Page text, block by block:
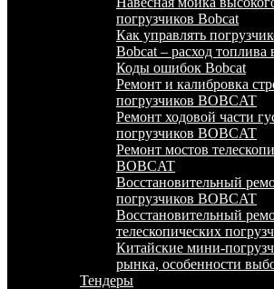
погрузчиков Bobcat
Как управлять
Bobcat – расход топлива
Коды ошибок Bobcat
Ремонт и калибровка
погрузчиков BOBCAT
Ремонт ходовой части
погрузчиков BOBCAT
Ремонт мостов
BOBCAT
Восстановительный
погрузчиков BOBCAT
Восстановительный
телескопических
Китайские мини-
рынка, особенности
Тендеры